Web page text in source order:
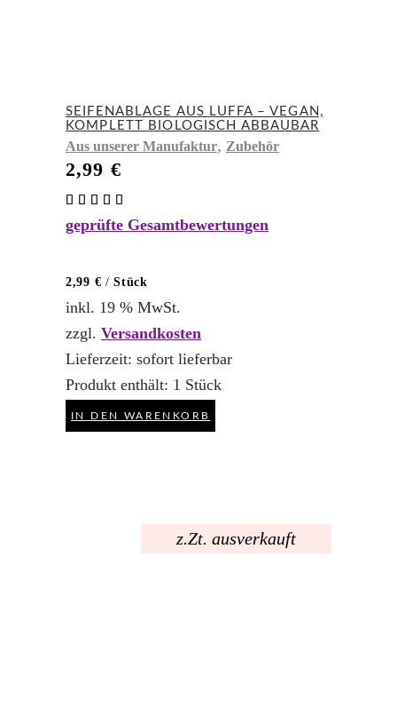
SEIFENABLAGE AUS LUFFA – VEGAN,
KOMPLETT BIOLOGISCH ABBAUBAR
Aus unserer Manufaktur, Zubehör
2,99 €
5.00
geprüfte Gesamtbewertungen
2,99 € /Stück
inkl. 19 % MwSt.
zzgl. Versandkosten
Lieferzeit: sofort lieferbar
Produkt enthält: 1 Stück
IN DEN WARENKORB
z.Zt. ausverkauft